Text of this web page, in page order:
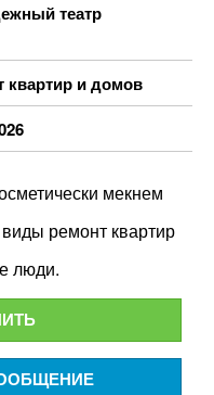
театр
квартир и домов
мекнем
виды ремонт квартир
люди.